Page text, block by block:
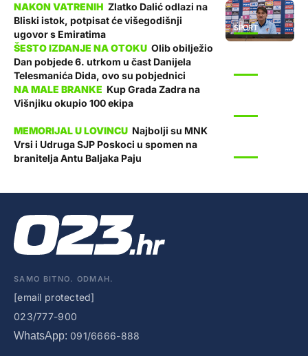
SPORT
Zlatko Dalić odlazi na
Bliski istok, potpisat će višegodišnji
ugovor s Emiratima
Olib obilježio
Dan pobjede 6. utrkom u čast Danijela
Telesmanića Dida, ovo su pobjednici
Kup Grada Zadra na
Višnjiku okupio 100 ekipa
Najbolji su MNK
Vrsi i Udruga SJP Poskoci u spomen na
branitelja Antu Baljaka Paju
SAMO BITNO. ODMAH.
[email protected]
023/777-900
WhatsApp: 091/6666-888